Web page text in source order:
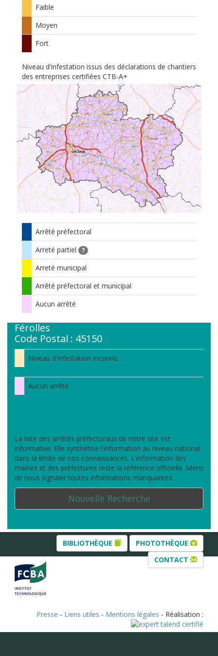
Faible
Moyen
Fort
Niveau d'infestation issus des déclarations de chantiers
des entreprises certifiées CTB-A+
Arrêté préfectoral
Arreté partiel
?
Arreté municipal
Arrêté préfectoral et municipal
Aucun arrêté
Férolles
Code Postal : 45150
Niveau d'infestation inconnu
Aucun arrêté
La liste des arrêtés préfectoraux de notre site est
informative. Elle synthétise l'information au niveau national
dans la limite de nos connaissances. L'information des
mairies et des préfectures reste la référence officielle. Merci
de nous signaler toutes informations manquantes.
Nouvelle Recherche
BIBLIOTHÈQUE
PHOTOTHÈQUE
CONTACT
Presse - Liens utiles - Mentions légales - Réalisation :